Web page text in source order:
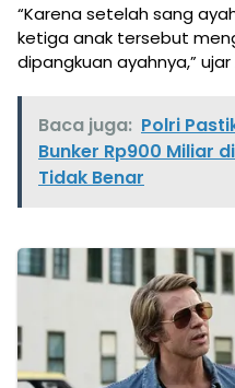
“Karena setelah sang
ketiga anak tersebut
dipangkuan ayahnya,” ujar
Baca juga: Polri
Bunker Rp900 Miliar
Tidak Benar